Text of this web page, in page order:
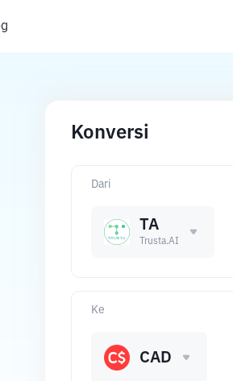
Konversi
Dari
TA
Trusta.AI
Ke
CAD